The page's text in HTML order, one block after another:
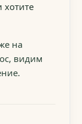
хотите
на
видим